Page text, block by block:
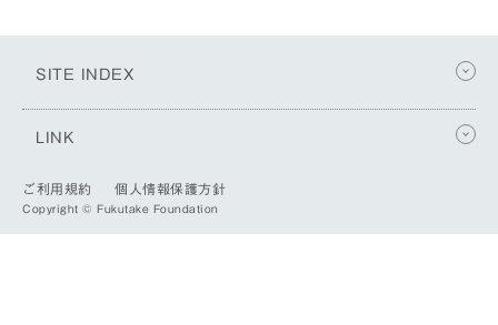
SITE INDEX
LINK
ご利用規約 個人情報保護方針
Copyright © Fukutake Foundation